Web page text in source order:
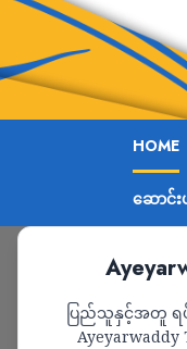
HOME
ဆောင်း
ပြည်သူနှင့်အတူ